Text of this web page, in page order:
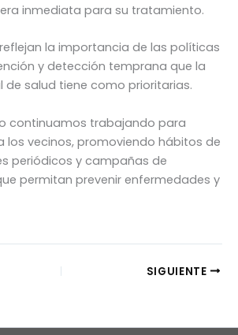
inmediata para su tratamiento.
la importancia de las políticas
y detección temprana que la
de salud tiene como prioritarias.
continuamos trabajando para
los vecinos, promoviendo hábitos de
periódicos y campañas de
permitan prevenir enfermedades y
SIGUIENTE